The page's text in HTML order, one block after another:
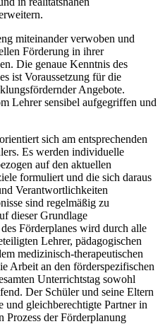
miteinander verwoben und
Förderung in ihrer
Die genaue Kenntnis des
ist Voraussetzung für die
Angebote.
Lehrer sensibel aufgegriffen und
sich am entsprechenden
Es werden individuelle
auf den aktuellen
formuliert und die sich daraus
Verantwortlichkeiten
sind regelmäßig zu
dieser Grundlage
Förderplanes wird durch alle
Lehrer, pädagogischen
medizinisch-therapeutischen
Arbeit an den förderspezifischen
Unterrichtstag sowohl
Der Schüler und seine Eltern
und gleichberechtigte Partner in
Prozess der Förderplanung